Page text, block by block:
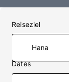
Reiseziel
Dates